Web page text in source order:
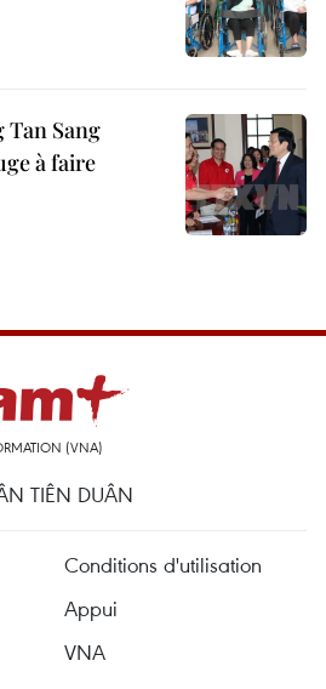
Sang
à faire
(VNA)
TIÊN DUÂN
Conditions d'utilisation
Appui
VNA